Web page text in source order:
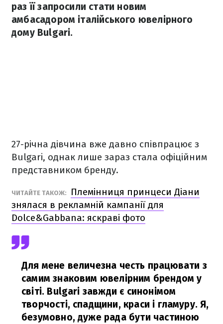
раз її запросили стати новим
амбасадором італійського ювелірного
дому Bulgari.
27-річна дівчина вже давно співпрацює з
Bulgari, однак лише зараз стала офіційним
представником бренду.
ЧИТАЙТЕ ТАКОЖ:
Племінниця принцеси Діани
знялася в рекламній кампанії для
Dolce&Gabbana: яскраві фото
Для мене величезна честь працювати з
самим знаковим ювелірним брендом у
світі. Bulgari завжди є синонімом
творчості, спадщини, краси і гламуру. Я,
безумовно, дуже рада бути частиною